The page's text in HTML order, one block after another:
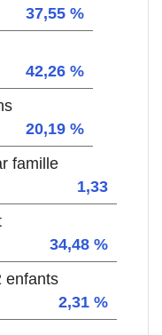
37,55 %
42,26 %
20,19 %
famille
1,33
34,48 %
enfants
2,31 %